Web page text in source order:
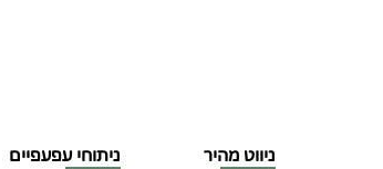
ניווט מהיר ניתוחי עפעפיים